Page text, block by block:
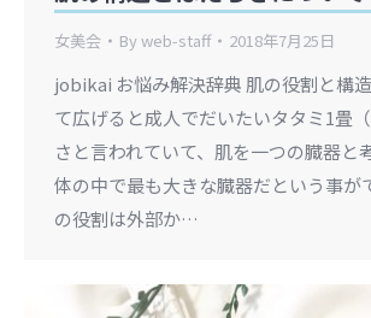
女美会 Byweb-staff 2018年7月25日
jobikai お悩み解決辞典 肌の役割と構
て広げると成人でだいたいタタミ1畳
さと言われていて、肌を一つの臓器と
体の中で最も大きな臓器だという事が
の役割は外部か…